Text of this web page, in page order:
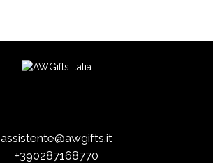
assistente@awgifts.it
+390287168770